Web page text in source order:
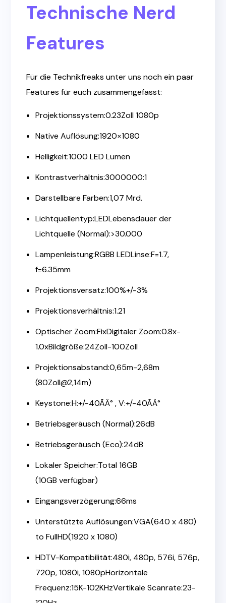
Technische Nerd
Features
Für die Technikfreaks unter uns noch ein paar
Features für euch zusammengefasst:
Projektionssystem:0.23Zoll 1080p
Native Auflösung:1920×1080
Helligkeit:1000 LED Lumen
Kontrastverhältnis:3000000:1
Darstellbare Farben:1,07 Mrd.
Lichtquellentyp:LEDLebensdauer der
Lichtquelle (Normal):>30.000
Lampenleistung:RGBB LEDLinse:F=1.7,
f=6.35mm
Projektionsversatz:100%+/-3%
Projektionsverhältnis:1.21
Optischer Zoom:FixDigitaler Zoom:0.8x-
1.0xBildgröße:24Zoll-100Zoll
Projektionsabstand:0,65m-2,68m
(80Zoll@2,14m)
Keystone:H:+/-40ÃÂ° , V:+/-40ÃÂ°
Betriebsgeräusch (Normal):26dB
Betriebsgeräusch (Eco):24dB
Lokaler Speicher:Total 16GB
(10GB verfügbar)
Eingangsverzögerung:66ms
Unterstützte Auflösungen:VGA(640 x 480)
to FullHD(1920 x 1080)
HDTV-Kompatibilität:480i, 480p, 576i, 576p,
720p, 1080i, 1080pHorizontale
Frequenz:15K-102KHzVertikale Scanrate:23-